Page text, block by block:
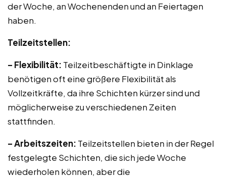
der Woche, an Wochenenden und an Feiertagen
haben.
Teilzeitstellen:
– Flexibilität: Teilzeitbeschäftigte in Dinklage
benötigen oft eine größere Flexibilität als
Vollzeitkräfte, da ihre Schichten kürzer sind und
möglicherweise zu verschiedenen Zeiten
stattfinden.
– Arbeitszeiten: Teilzeitstellen bieten in der Regel
festgelegte Schichten, die sich jede Woche
wiederholen können, aber die